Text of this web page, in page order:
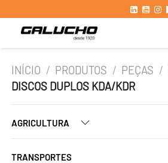
INÍCIO / PRODUTOS / PEÇAS /
DISCOS DUPLOS KDA/KDR
AGRICULTURA
TRANSPORTES